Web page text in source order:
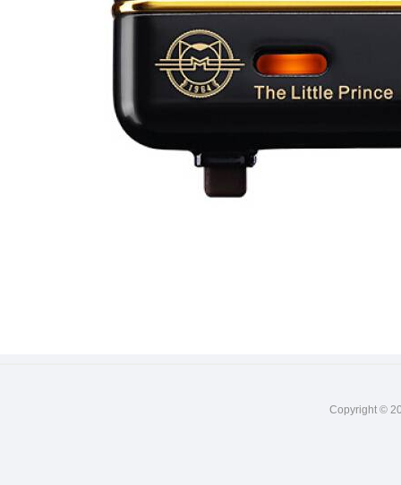
Copyright ©